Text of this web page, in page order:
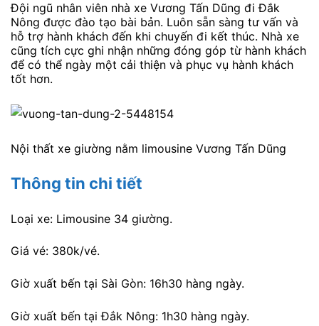
Đội ngũ nhân viên nhà xe Vương Tấn Dũng đi Đắk
Nông được đào tạo bài bản. Luôn sẵn sàng tư vấn và
hỗ trợ hành khách đến khi chuyến đi kết thúc. Nhà xe
cũng tích cực ghi nhận những đóng góp từ hành khách
để có thể ngày một cải thiện và phục vụ hành khách
tốt hơn.
Nội thất xe giường nằm limousine Vương Tấn Dũng
Thông tin chi tiết
Loại xe: Limousine 34 giường.
Giá vé: 380k/vé.
Giờ xuất bến tại Sài Gòn: 16h30 hàng ngày.
Giờ xuất bến tại Đắk Nông: 1h30 hàng ngày.